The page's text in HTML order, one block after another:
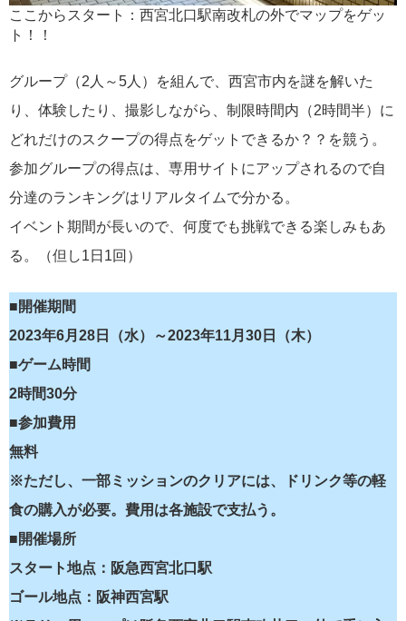
ここからスタート：西宮北口駅南改札の外でマップをゲッ
ト！！
グループ（2人～5人）を組んで、西宮市内を謎を解いた
り、体験したり、撮影しながら、制限時間内（2時間半）に
どれだけのスクープの得点をゲットできるか？？を競う。
参加グループの得点は、専用サイトにアップされるので自
分達のランキングはリアルタイムで分かる。
イベント期間が長いので、何度でも挑戦できる楽しみもあ
る。（但し1日1回）
■開催期間
2023年6月28日（水）～2023年11月30日（木）
■ゲーム時間
2時間30分
■参加費用
無料
※ただし、一部ミッションのクリアには、ドリンク等の軽
食の購入が必要。費用は各施設で支払う。
■開催場所
スタート地点：阪急西宮北口駅
ゴール地点：阪神西宮駅